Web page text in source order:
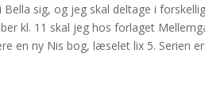
sig, og jeg skal deltage i
kl. 11 skal jeg hos forlaget
en ny Nis bog, læselet lix 5. Serien